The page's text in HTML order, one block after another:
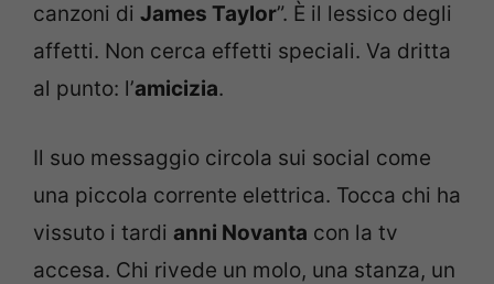
canzoni di James Taylor”. È il lessico degli
affetti. Non cerca effetti speciali. Va dritta
al punto: l’amicizia.
Il suo messaggio circola sui social come
una piccola corrente elettrica. Tocca chi ha
vissuto i tardi anni Novanta con la tv
accesa. Chi rivede un molo, una stanza, un